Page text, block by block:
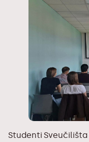
Studenti Sveučilišta